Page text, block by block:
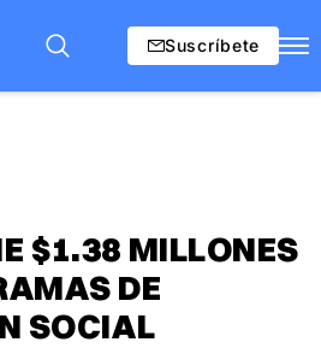
Suscríbete
$1.38 MILLONES
DE
SOCIAL